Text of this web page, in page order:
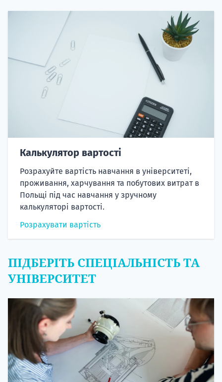
Калькулятор вартості
Розрахуйте вартість навчання в університеті,
проживання, харчування та побутових витрат в
Польщі під час навчання у зручному
калькуляторі вартості.
Розрахувати вартість
ПІДБЕРІТЬ СПЕЦІАЛЬНІСТЬ ТА
УНІВЕРСИТЕТ